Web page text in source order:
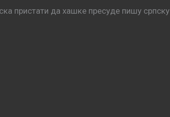
пристати да хашке пресуде пишу српску